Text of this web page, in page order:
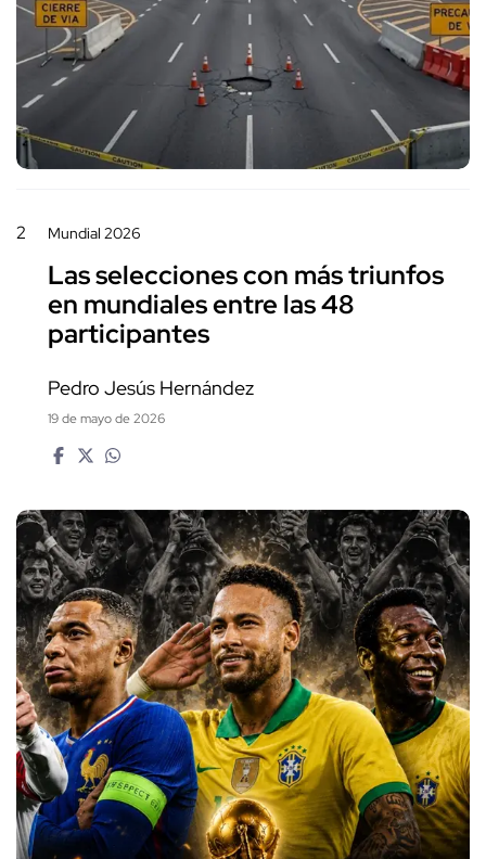
2 Mundial 2026
Las selecciones con más triunfos
en mundiales entre las 48
participantes
Pedro Jesús Hernández
19 de mayo de 2026